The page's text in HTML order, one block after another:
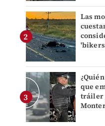
Las
que
tráiler